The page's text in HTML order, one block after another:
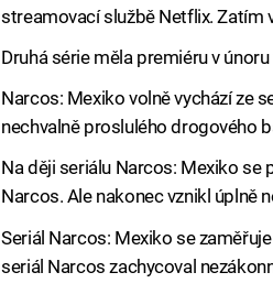
streamovací službě Netflix. Zatím
Druhá série měla premiéru v
Narcos: Mexiko volně vychází ze
nechvalně proslulého drogového
Na ději seriálu Narcos: Mexiko
Narcos. Ale nakonec vznikl úplně
Seriál Narcos: Mexiko se
seriál Narcos zachycoval